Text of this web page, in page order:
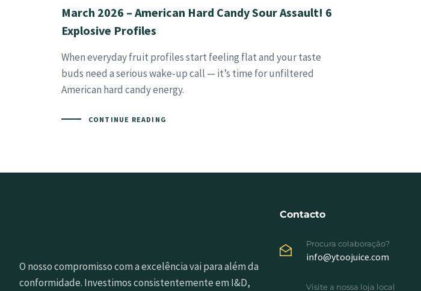
March 2026 – American Hard Candy Sour Assault! 6
Explosive Profiles
When everyday fruit profiles start feeling flat and your taste
buds need a serious wake-up call — it’s time for unfiltered
American hard candy energy.
CONTINUE READING
O nosso compromisso com a excelência vai para além da
conformidade. Investimos consistentemente em I&D,
Contacto
Procura colaboração?
info@ytoojuice.com
Visite a nossa loja local